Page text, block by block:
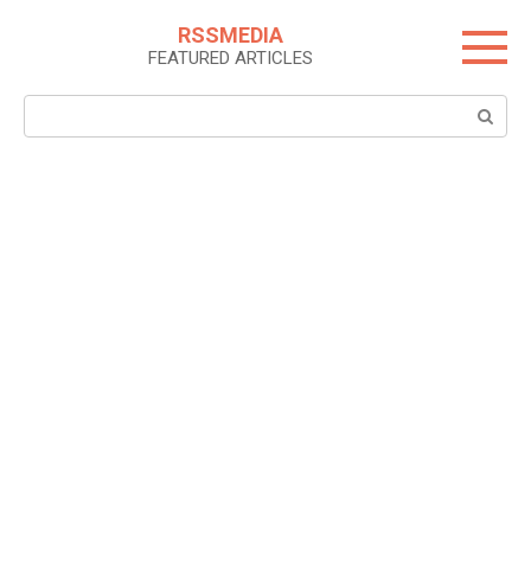
RSSMEDIA
FEATURED ARTICLES
Search: